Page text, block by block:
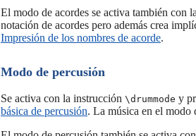
El modo de acordes se activa también con
notación de acordes pero además crea
Impresión de los nombres de acorde.
Modo de percusión
Se activa con la instrucción \drummode y
básica de percusión. La música en el modo